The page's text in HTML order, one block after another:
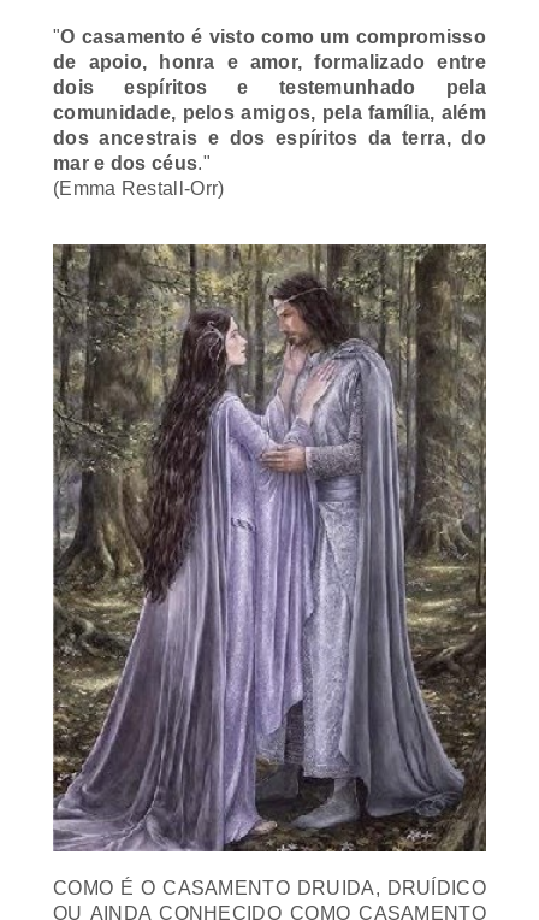
de apoio, honra e amor, formalizado entre
dois espíritos e testemunhado pela
comunidade, pelos amigos, pela família, além
dos ancestrais e dos espíritos da terra, do
mar e dos céus "
(Emma Restall-Orr)
OU AINDA CONHECIDO COMO CASAMENTO